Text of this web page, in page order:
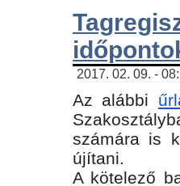
2017. 02. 09. -
Az alábbi
számára is
újítani.
​A kötelező